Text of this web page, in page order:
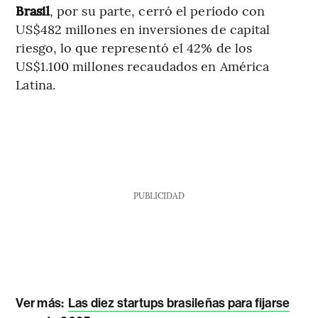
Brasil, por su parte, cerró el período con
US$482 millones en inversiones de capital
riesgo, lo que representó el 42% de los
US$1.100 millones recaudados en América
Latina.
PUBLICIDAD
Ver más: Las diez startups brasileñas para fijarse